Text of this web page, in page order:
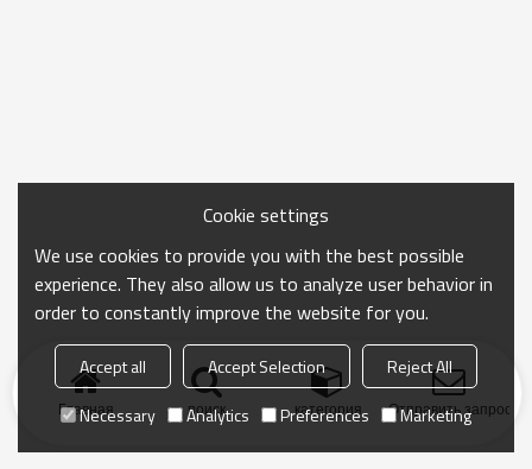
Главная поиск категория Отправить запрос
Cookie settings
We use cookies to provide you with the best possible
experience. They also allow us to analyze user behavior in
order to constantly improve the website for you.
Accept all Accept Selection
Reject All
Necessary
Analytics Preferences Marketing